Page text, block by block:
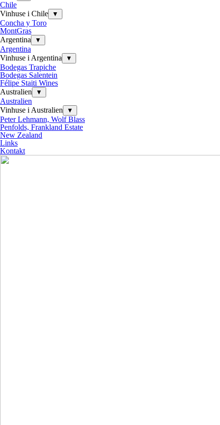
Chile
Vinhuse i Chile
▼
Concha y Toro
MontGras
Argentina
▼
Argentina
Vinhuse i Argentina
▼
Bodegas Trapiche
Bodegas Salentein
Félipe Staiti Wines
Australien
▼
Australien
Vinhuse i Australien
▼
Peter Lehmann, Wolf Blass
Penfolds, Frankland Estate
New Zealand
Links
Kontakt